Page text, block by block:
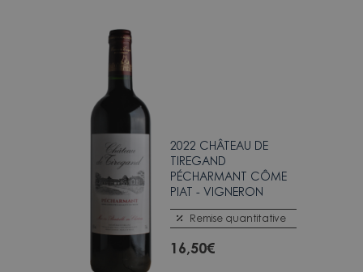
2022 CHÂTEAU DE
TIREGAND
PÉCHARMANT CÔME
PIAT - VIGNERON
Remise quantitative
16,50€